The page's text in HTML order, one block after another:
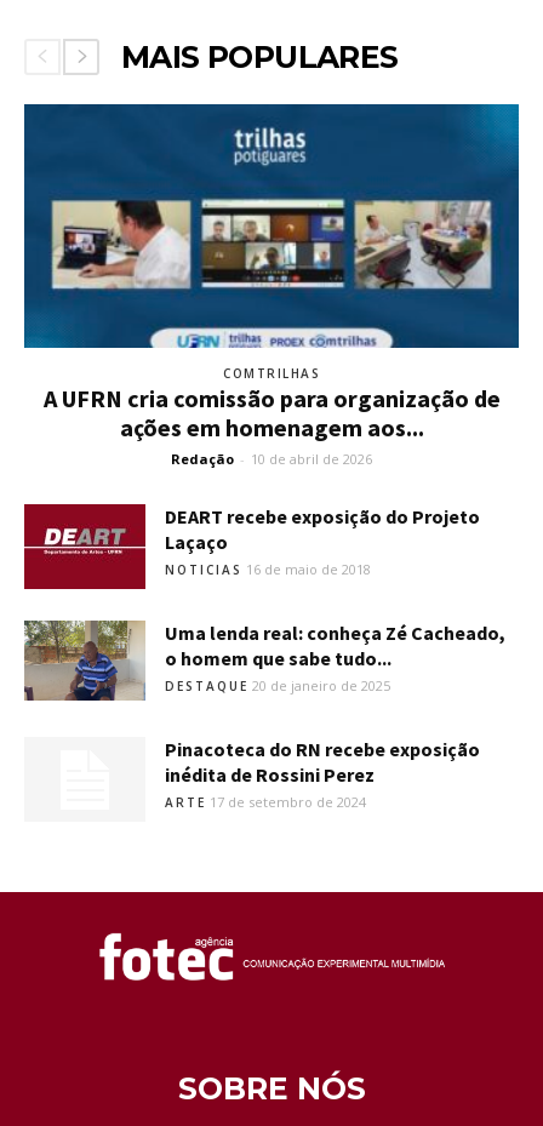
MAIS POPULARES
COMTRILHAS
A UFRN cria comissão para organização de
ações em homenagem aos...
Redação - 10 de abril de 2026
DEART recebe exposição do Projeto
Laçaço
NOTICIAS 16 de maio de 2018
Uma lenda real: conheça Zé Cacheado,
o homem que sabe tudo...
DESTAQUE 20 de janeiro de 2025
Pinacoteca do RN recebe exposição
inédita de Rossini Perez
ARTE 17 de setembro de 2024
SOBRE NÓS